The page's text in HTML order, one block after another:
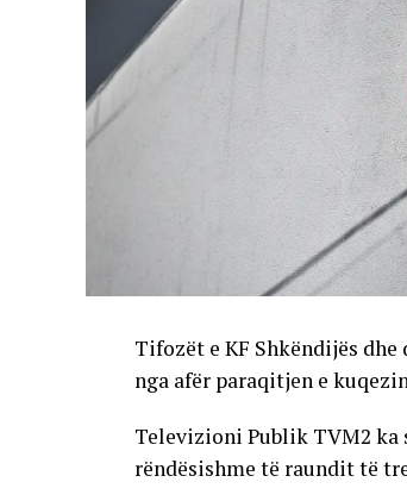
Tifozët e KF Shkëndijës
nga afër paraqitjen e
Televizioni Publik TVM2
rëndësishme të raundit të